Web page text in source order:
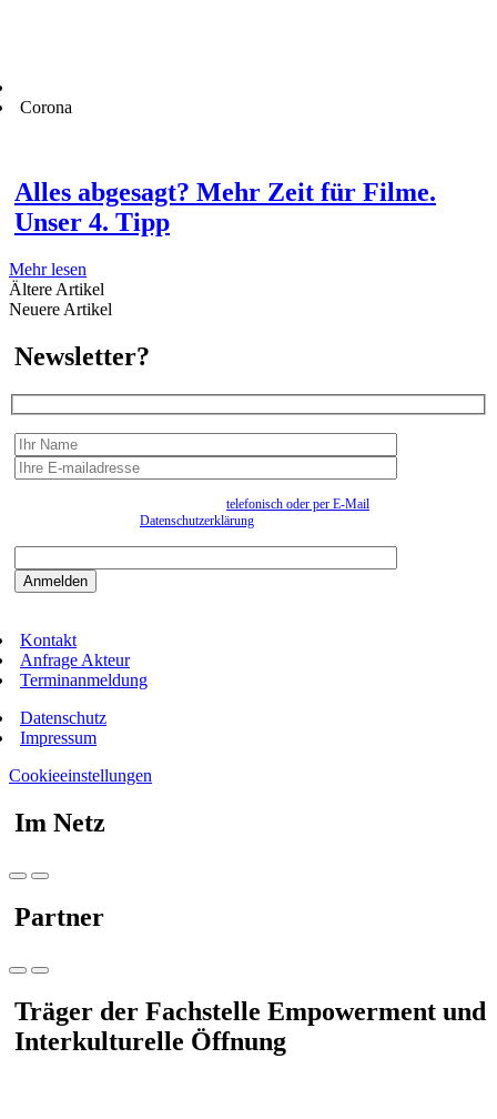
Corona
Alles abgesagt? Mehr Zeit für Filme.
Unser 4. Tipp
Mehr lesen
Ältere Artikel
Neuere Artikel
Newsletter?
telefonisch oder per E-Mail
Datenschutzerklärung
Kontakt
Anfrage Akteur
Terminanmeldung
Datenschutz
Impressum
Cookieeinstellungen
Im Netz
Partner
Träger der Fachstelle Empowerment und
Interkulturelle Öffnung